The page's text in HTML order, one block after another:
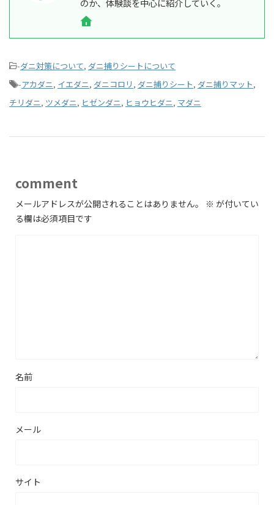
のか、体験談を中心に紹介していく。
-ダニ対策について, ダニ捕りシートについて
-アカダニ, イエダニ, ダニコロリ , ダニ捕りシート, ダニ捕りマット,
チリダニ, ツメダニ, ヒゼンダニ, ヒョウヒダニ, マダニ
comment
メールアドレスが公開されることはありません。 ※ が付いてい
る欄は必須項目です
名前
メール
サイト